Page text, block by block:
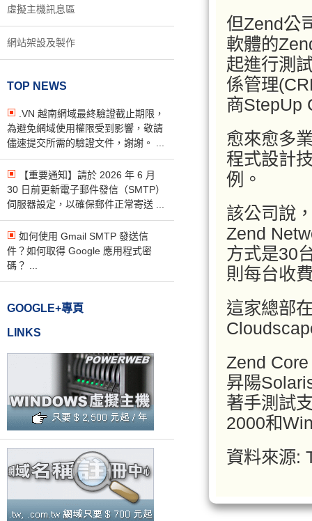
虛擬主機訊息區
網站架設及製作
TOP NEWS
.VN 越南網域最終驗證截止期限，
為避免網域使用權限受到影響，敬請
儘速提交所需的驗證文件，謝謝。 ...
【重要通知】請於 2026 年 6 月
30 日前更新電子郵件發信（SMTP）
伺服器設定，以確保郵件正常寄送 ...
如何使用 Gmail SMTP 發送信
件？如何取得 Google 應用程式密
碼？ ...
GOOGLE+專頁
LINKS
但Zend公
軟體的
起進行測
係管理
商StepUp
愈來愈多
程式設計
例。
該公司說
Zend
方式是30
則每台收
這家總部
Zend
昇陽
著手測試
2000和
資料來源: